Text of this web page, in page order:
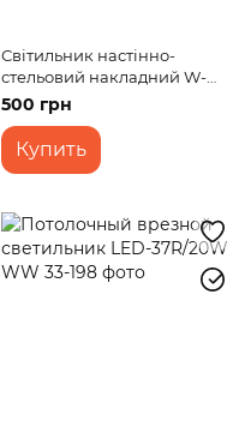
Світильник настінно-
стельовий накладний W-
548/2 E27
500 грн
Купить